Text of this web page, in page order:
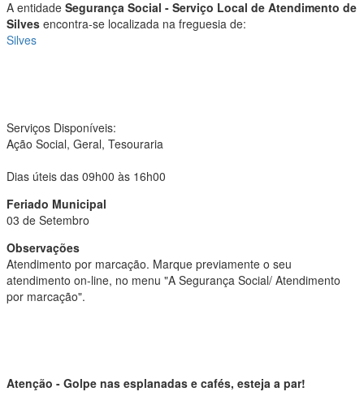
A entidade Segurança Social - Serviço Local de Atendimento de
Silves encontra-se localizada na freguesia de:
Silves
Serviços Disponíveis:
Ação Social, Geral, Tesouraria
Dias úteis das 09h00 às 16h00
Feriado Municipal
03 de Setembro
Observações
Atendimento por marcação. Marque previamente o seu
atendimento on-line, no menu "A Segurança Social/ Atendimento
por marcação".
Atenção - Golpe nas esplanadas e cafés, esteja a par!